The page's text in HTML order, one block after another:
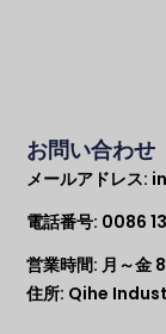
お問い合わせ
メールアドレス:
電話番号: 0086
営業時間: 月～金
住所: Qihe